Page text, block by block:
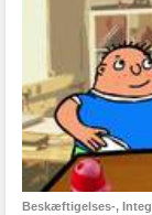
Beskæftigelses-,